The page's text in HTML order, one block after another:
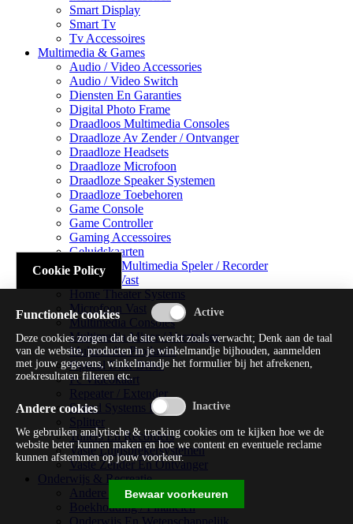
Smart Display
Smart Tv
Tv Accessoires
Multimedia & Games
Audio / Video Accessories
Audio / Video Switch
Diensten En Garanties
Digital Photo Frame
Draadloos Multimedia Consoles
Draadloze Av Zender / Ontvanger
Draadloze Headsets
Draadloze Microfoon
Draadloze Speaker Systemen
Draadloze Toebehoren
Game Console
Game Controller
Gaming Accessoires
Geluidskaarten
Handheld Multimedia Speler / Recorder
Headsets Vast
Home Theater Systems
Microfoon Vast
Multimedia Consoles
Multimedia Mixer / Versterker
Multimedia Productie
Optical Disk Drive
Pc Videokaart
Repeater / Extender
Sound Systems Hi-fi
Splitter
Tuners En Recorders
Vaste Luidsprekersystemen
Vaste Zender En Ontvanger
Onderwijs & Recreatie
Andere Beveiligingssoftware
Boekhouding / Financiën
Cookie Policy
Functionele cookies
Deze cookies zorgen dat de site werkt zoals verwacht; Denk aan de taal
van de website, producten in je winkelmandje bijhouden, aanmelden
met jouw gegevens, winkelmandje het formulier bij het afrekenen,
zoekresultaten filteren etc.
Andere cookies
We gebruiken analytische & tracking cookies om te kijken hoe we de
website beter kunnen maken en hoe we content en eventuele reclame
kunnen afstemmen op jouw voorkeur.
Bewaar voorkeuren